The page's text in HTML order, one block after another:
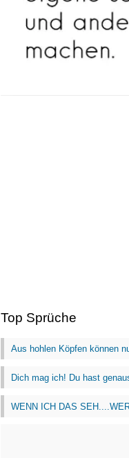
Top Sprüche
Aus hohlen Köpfen können
Dich mag ich! Du hast
WENN ICH DAS